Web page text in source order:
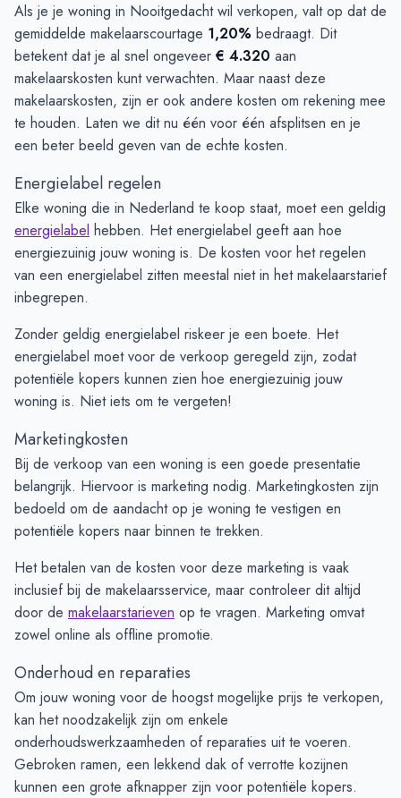
Als je je woning in Nooitgedacht wil verkopen, valt op dat de
gemiddelde makelaarscourtage 1,20% bedraagt. Dit
betekent dat je al snel ongeveer € 4.320 aan
makelaarskosten kunt verwachten. Maar naast deze
makelaarskosten, zijn er ook andere kosten om rekening mee
te houden. Laten we dit nu één voor één afsplitsen en je
een beter beeld geven van de echte kosten.
Energielabel regelen
Elke woning die in Nederland te koop staat, moet een geldig
energielabel hebben. Het energielabel geeft aan hoe
energiezuinig jouw woning is. De kosten voor het regelen
van een energielabel zitten meestal niet in het makelaarstarief
inbegrepen.
Zonder geldig energielabel riskeer je een boete. Het
energielabel moet voor de verkoop geregeld zijn, zodat
potentiële kopers kunnen zien hoe energiezuinig jouw
woning is. Niet iets om te vergeten!
Marketingkosten
Bij de verkoop van een woning is een goede presentatie
belangrijk. Hiervoor is marketing nodig. Marketingkosten zijn
bedoeld om de aandacht op je woning te vestigen en
potentiële kopers naar binnen te trekken.
Het betalen van de kosten voor deze marketing is vaak
inclusief bij de makelaarsservice, maar controleer dit altijd
door de makelaarstarieven op te vragen. Marketing omvat
zowel online als offline promotie.
Onderhoud en reparaties
Om jouw woning voor de hoogst mogelijke prijs te verkopen,
kan het noodzakelijk zijn om enkele
onderhoudswerkzaamheden of reparaties uit te voeren.
Gebroken ramen, een lekkend dak of verrotte kozijnen
kunnen een grote afknapper zijn voor potentiële kopers.